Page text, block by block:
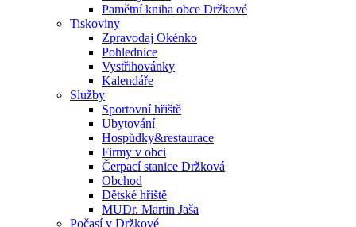
Pamětní kniha obce Držkové
Tiskoviny
Zpravodaj Okénko
Pohlednice
Vystřihovánky
Kalendáře
Služby
Sportovní hřiště
Ubytování
Hospůdky&restaurace
Firmy v obci
Čerpací stanice Držková
Obchod
Dětské hřiště
MUDr. Martin Jaša
Počasí v Držkové